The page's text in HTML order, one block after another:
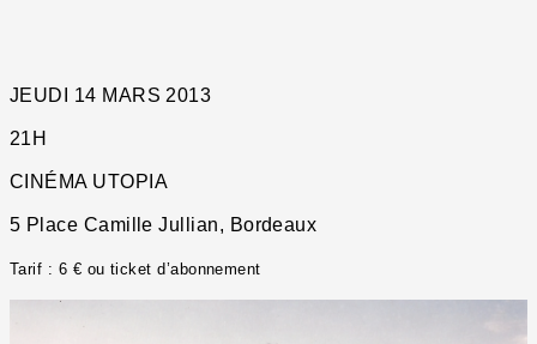
JEUDI 14 MARS 2013
21H
CINÉMA UTOPIA
5 Place Camille Jullian, Bordeaux
Tarif : 6 € ou ticket d’abonnement